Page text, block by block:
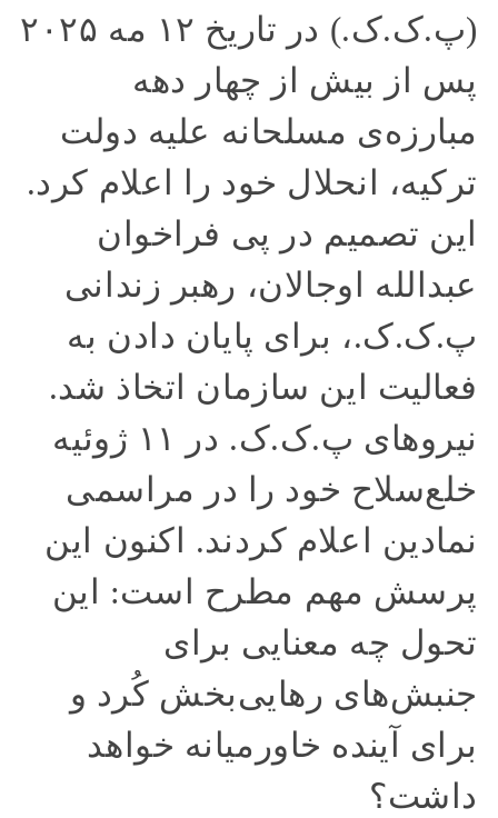
(پ.ک.ک.) در تاریخ ۱۲ مه ۲۰۲۵
پس از بیش از چهار دهه
مبارزه‌ی مسلحانه علیه دولت
ترکیه، انحلال خود را اعلام کرد.
این تصمیم در پی فراخوان
عبدالله اوجالان، رهبر زندانی
پ.ک.ک.، برای پایان دادن به
فعالیت این سازمان اتخاذ شد.
نیروهای پ.ک.ک. در ۱۱ ژوئیه
خلع‌سلاح خود را در مراسمی
نمادین‌ اعلام کردند. اکنون این
پرسش مهم مطرح است: این
تحول چه معنایی برای
جنبش‌های رهایی‌بخش کُرد و
برای آینده خاورمیانه خواهد
داشت؟